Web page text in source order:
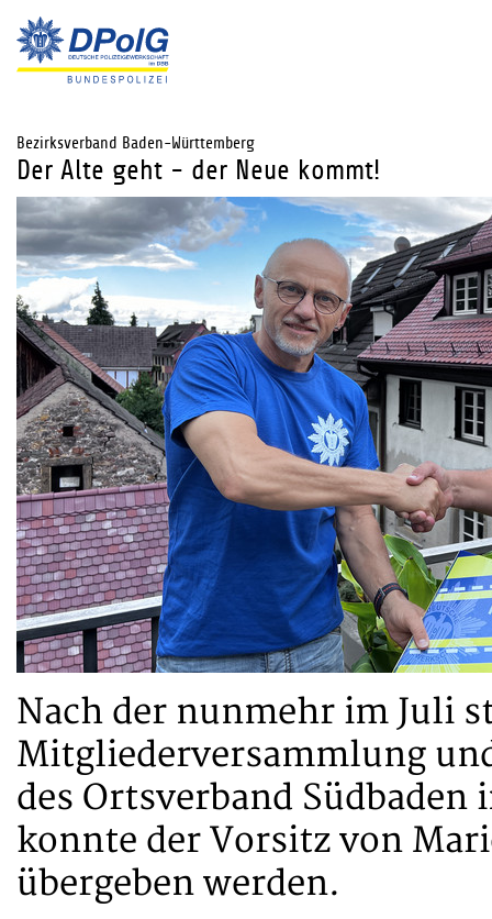
Bezirksverband Baden-Württemberg
Der Alte geht - der Neue kommt!
Nach der nunmehr im Juli
Mitgliederversammlung
des Ortsverband
konnte der Vorsitz von
übergeben werden.